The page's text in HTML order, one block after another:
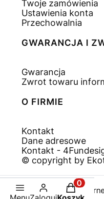
Twoje zamówienia
Ustawienia konta
Przechowalnia
GWARANCJA I
Gwarancja
Zwrot towaru
O FIRMIE
Kontakt
Dane adresowe
Kontakt -
© copyright by
Sklep